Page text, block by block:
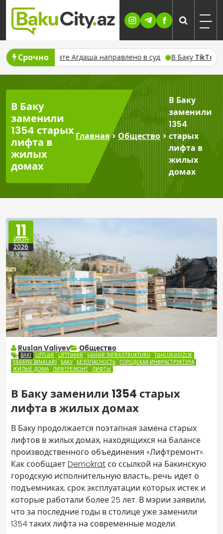
Skip
content
Срочно
в военкомате Агдаша направлено в суд В Баку TikTok-
В Баку
заменили
1354 старых
лифта в
жилых
домах
Главная> Общество >
В Баку
заменили
1354
старых
лифта в
жилых
домах
11
ИЮН
2026
Ruslan Valiyev Общество
BAKI LIFTLƏR LIFTTƏMIR ŞƏHƏR INFRASTRUKTURU TƏHLÜKƏSIZLIK
YAŞAYIŞ BINALARI
БАКУ БЕЗОПАСНОСТЬ ГОРОДСКАЯ ИНФРАСТРУКТУРА
ЖИЛЫЕ ДОМА ЛИФТРЕМОНТ ЛИФТЫ
В Баку заменили 1354 старых
лифта в жилых домах
В Баку продолжается поэтапная замена старых
лифтов в жилых домах, находящихся на балансе
производственного объединения «Лифтремонт».
Как сообщаетDemokrat со ссылкой на Бакинскую
городскую исполнительную власть, речь идет о
подъемниках, срок эксплуатации которых истек и
которые работали более 25 лет. В мэрии заявили,
что за последние годы в столице уже заменили
1354 таких лифта на современные модели.